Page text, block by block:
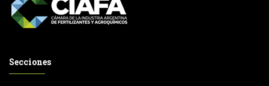
Secciones